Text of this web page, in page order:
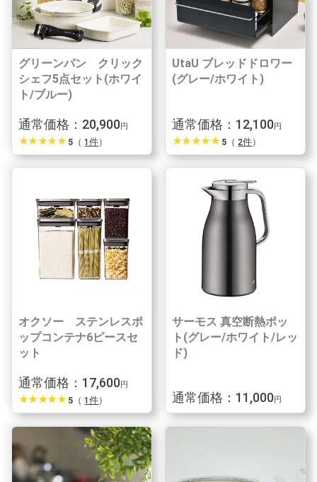
グリーンパン クリック
シェフ5点セット(ホワイ
ト/ブルー)
通常価格：20,900円
star_ratestar_ratestar_ratestar_ratestar_rate 5 （1件）
UtaU ブレッドドロワー
(グレー/ホワイト)
通常価格：12,100円
star_ratestar_ratestar_ratestar_ratestar_rate 5 （2件）
オクソー ステンレスポ
ップコンテナ6ピースセ
ット
通常価格：17,600円
star_ratestar_ratestar_ratestar_ratestar_rate 5 （1件）
サーモス 真空断熱ポッ
ト(グレー/ホワイト/レッ
ド)
通常価格：11,000円